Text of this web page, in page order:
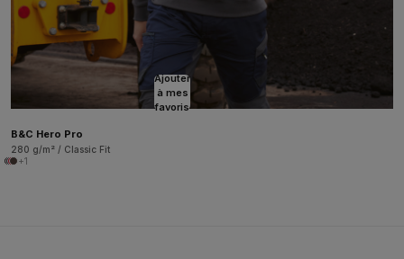
Ajouter
à mes
favoris
B&C Hero Pro
280 g/m² / Classic Fit
+1